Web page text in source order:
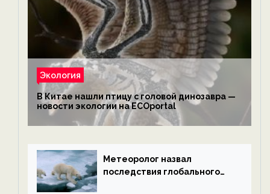
Экология
В Китае нашли птицу с головой динозавра —
новости экологии на ECOportal
Метеоролог назвал
последствия глобального